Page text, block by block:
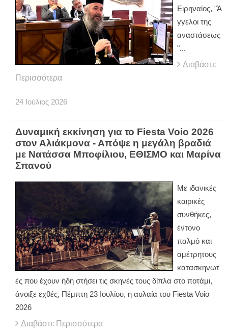
Ειρηναίος, "Ά
γγελοι της
αναστάσεως
"...
Διαβάστε
Περισσότερα
24 Ιούλιος 2026
Δυναμική εκκίνηση για το Fiesta Voio 2026
στον Αλιάκμονα - Απόψε η μεγάλη βραδιά
με Νατάσσα Μποφίλιου, ΕΘΙΣΜΟ και Μαρίνα
Σπανού
Με ιδανικές
καιρικές
συνθήκες,
έντονο
παλμό και
αμέτρητους
κατασκηνωτ
ές που έχουν ήδη στήσει τις σκηνές τους δίπλα στο ποτάμι,
άνοιξε εχθές, Πέμπτη 23 Ιουλίου, η αυλαία του Fiesta Voio
2026
Διαβάστε Περισσότερα